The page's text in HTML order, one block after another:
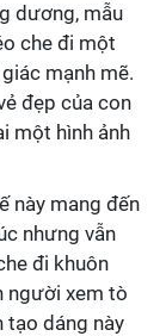
dương, mẫu
che đi một
mạnh mẽ.
đẹp của con
một hình ảnh
này mang đến
nhưng vẫn
đi khuôn
người xem tò
tạo dáng này